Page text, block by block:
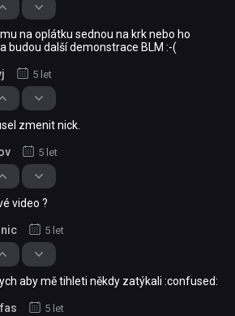
na oplátku sednou na krk nebo ho
budou další demonstrace BLM :-(
5 let
zmenit nick.
5 let
video ?
5 let
aby mě tihleti někdy zatýkali :confused:
5 let